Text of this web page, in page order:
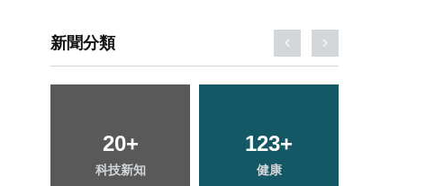
新聞分類
38+
宗教
1+
大陸